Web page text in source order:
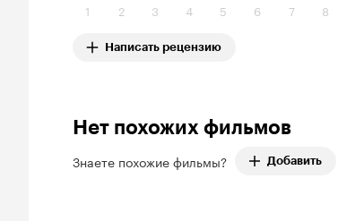
1 2 3 4 5 6 7 8
Написать рецензию
Нет похожих фильмов
Знаете похожие фильмы? Добавить